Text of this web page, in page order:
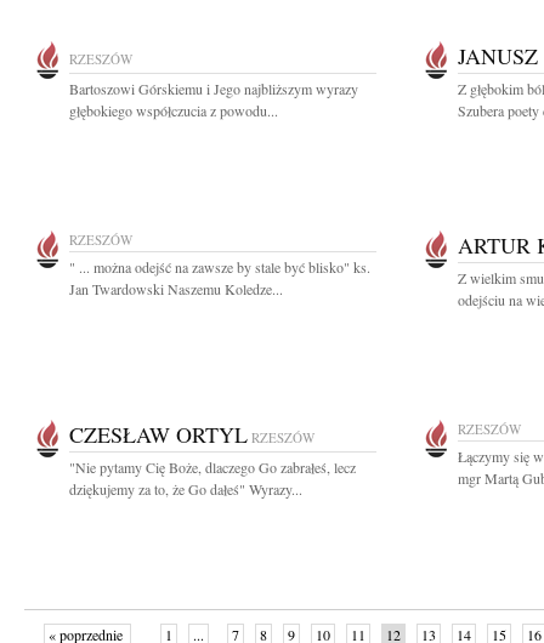
RZESZÓW
Bartoszowi Górskiemu i Jego najbliższym wyrazy
głębokiego współczucia z powodu...
Z głębokim
Szubera poety
RZESZÓW
" ... można odejść na zawsze by stale być blisko" ks.
Jan Twardowski Naszemu Koledze...
ARTUR
Z wielkim
odejściu na
CZESŁAW ORTYL RZESZÓW
"Nie pytamy Cię Boże, dlaczego Go zabrałeś, lecz
dziękujemy za to, że Go dałeś" Wyrazy...
RZESZÓW
Łączymy się
mgr Martą
« poprzednie 1 ... 7 8 9 10 11 12 13 14 15 16